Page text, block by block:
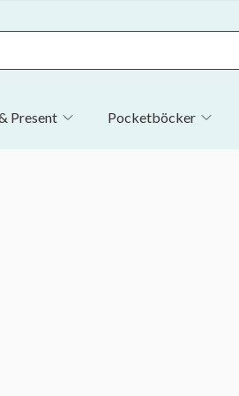
Present Pocketböcker